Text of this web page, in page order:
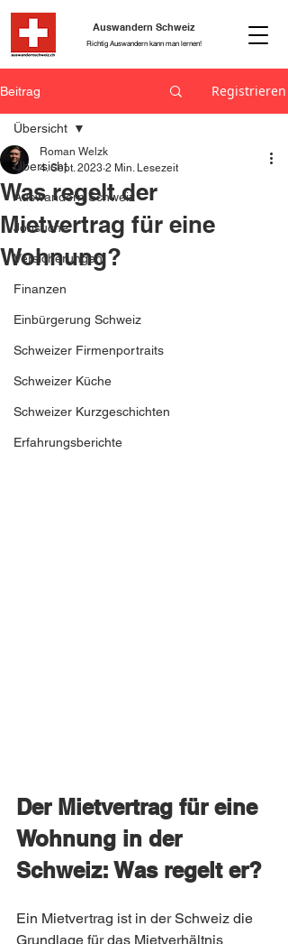
Richtig Auswandern kann man lernen!
Auswandern Schweiz
Beitrag Registrieren
Übersicht
Auswandern Schweiz
Jobsuche
Versicherungen
Finanzen
Einbürgerung Schweiz
Schweizer Firmenportraits
Schweizer Küche
Schweizer Kurzgeschichten
Erfahrungsberichte
Übersicht
Was regelt der
Mietvertrag für eine
Wohnung?
Roman Welzk
4. Sept. 2023 2 Min. Lesezeit
Der Mietvertrag für eine
Wohnung in der
Schweiz: Was regelt er?
Ein Mietvertrag ist in der Schweiz die
Grundlage für das Mietverhältnis